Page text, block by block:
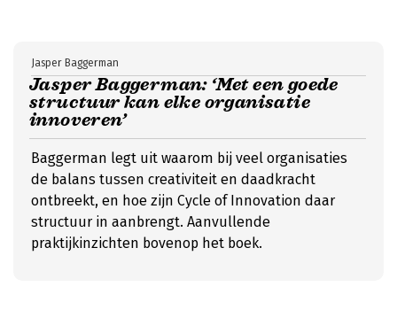
Jasper Baggerman: ‘Met een goede
structuur kan elke organisatie
innoveren’
Jasper Baggerman
Baggerman legt uit waarom bij veel organisaties
de balans tussen creativiteit en daadkracht
ontbreekt, en hoe zijn Cycle of Innovation daar
structuur in aanbrengt. Aanvullende
praktijkinzichten bovenop het boek.